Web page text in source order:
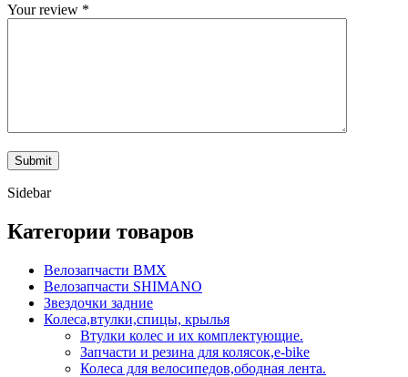
Your review *
Sidebar
Категории товаров
Велозапчасти BMX
Велозапчасти SHIMANO
Звездочки задние
Колеса,втулки,спицы, крылья
Втулки колес и их комплектующие.
Запчасти и резина для колясок,e-bike
Колеса для велосипедов,ободная лента.